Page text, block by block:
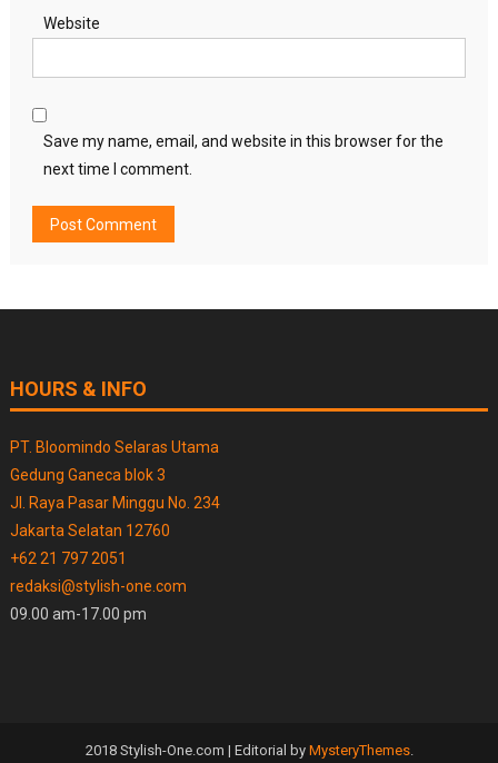
Website
Save my name, email, and website in this browser for the
next time I comment.
HOURS & INFO
PT. Bloomindo Selaras Utama
Gedung Ganeca blok 3
Jl. Raya Pasar Minggu No. 234
Jakarta Selatan 12760
+62 21 797 2051
redaksi@stylish-one.com
09.00 am-17.00 pm
2018 Stylish-One.com | Editorial by MysteryThemes.